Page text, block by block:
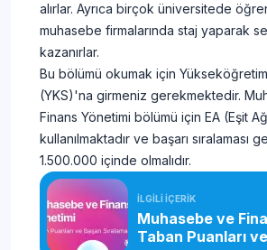
alırlar. Ayrıca birçok üniversitede
muhasebe firmalarında staj yaparak
kazanırlar.
Bu bölümü okumak için Yükseköğretim
(YKS)'na girmeniz gerekmektedir.
Finans Yönetimi bölümü için EA (Eşit
kullanılmaktadır ve başarı sıralaması
1.500.000 içinde olmalıdır.
İLGİLİ İÇERİK
Muhasebe ve
Taban Puanları